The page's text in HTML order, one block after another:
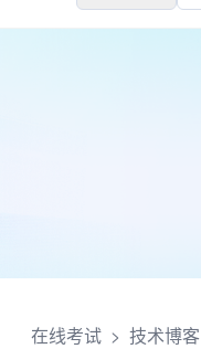
在线考试 > 技术博客